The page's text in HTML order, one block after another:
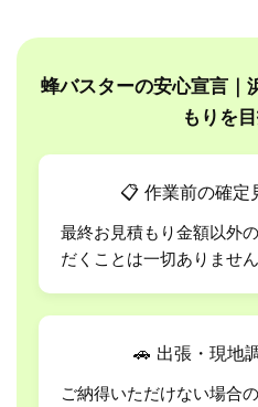
蜂バスターの安心宣言｜
もりを
📋 作業前の確定
最終お見積もり金額以外
だくことは一切ありません
🚗 出張・現地
ご納得いただけない場合